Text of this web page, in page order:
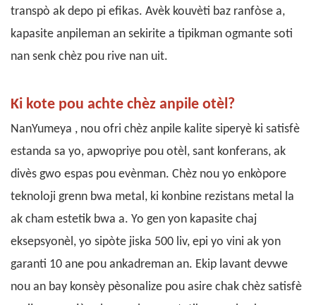
transpò ak depo pi efikas. Avèk kouvèti baz ranfòse a,
kapasite anpileman an sekirite a tipikman ogmante soti
nan senk chèz pou rive nan uit.
Ki kote pou achte chèz anpile otèl?
NanYumeya , nou ofri chèz anpile kalite siperyè ki satisfè
estanda sa yo, apwopriye pou otèl, sant konferans, ak
divès gwo espas pou evènman. Chèz nou yo enkòpore
teknoloji grenn bwa metal, ki konbine rezistans metal la
ak cham estetik bwa a. Yo gen yon kapasite chaj
eksepsyonèl, yo sipòte jiska 500 liv, epi yo vini ak yon
garanti 10 ane pou ankadreman an. Ekip lavant devwe
nou an bay konsèy pèsonalize pou asire chak chèz satisfè